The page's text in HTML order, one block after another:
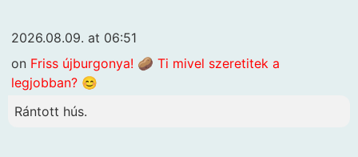
2026.08.09. at 06:51
on Friss újburgonya! 🥔 Ti mivel szeretitek a
legjobban? 😊
Rántott hús.